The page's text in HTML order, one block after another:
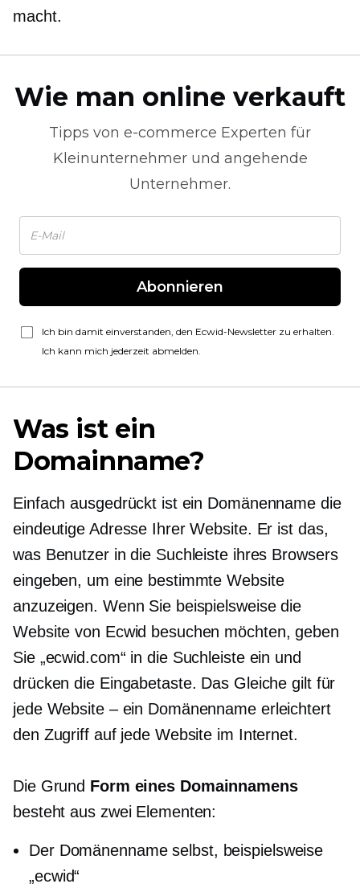
macht.
Wie man online verkauft
Tipps von e-commerce Experten für
Kleinunternehmer und angehende
Unternehmer.
Abonnieren
Ich bin damit einverstanden, den Ecwid-Newsletter zu erhalten.
Ich kann mich jederzeit abmelden.
Was ist ein
Domainname?
Einfach ausgedrückt ist ein Domänenname die
eindeutige Adresse Ihrer Website. Er ist das,
was Benutzer in die Suchleiste ihres Browsers
eingeben, um eine bestimmte Website
anzuzeigen. Wenn Sie beispielsweise die
Website von Ecwid besuchen möchten, geben
Sie „ecwid.com“ in die Suchleiste ein und
drücken die Eingabetaste. Das Gleiche gilt für
jede Website – ein Domänenname erleichtert
den Zugriff auf jede Website im Internet.
Die Grund Form eines Domainnamens
besteht aus zwei Elementen:
Der Domänenname selbst, beispielsweise
„ecwid“